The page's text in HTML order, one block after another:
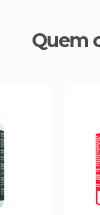
Quem